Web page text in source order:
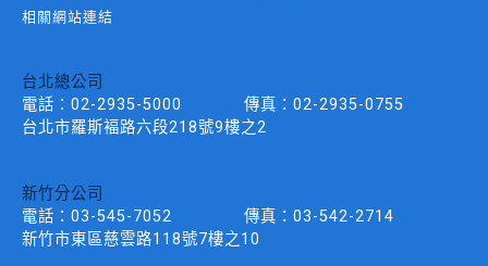
相關網站連結
台北總公司
電話： 02-2935-5000 傳真： 02-2935-0755
台北市羅斯褔路六段218號9樓之2
新竹分公司
電話： 03-545-7052 傳真： 03-542-2714
新竹市東區慈雲路118號7樓之10